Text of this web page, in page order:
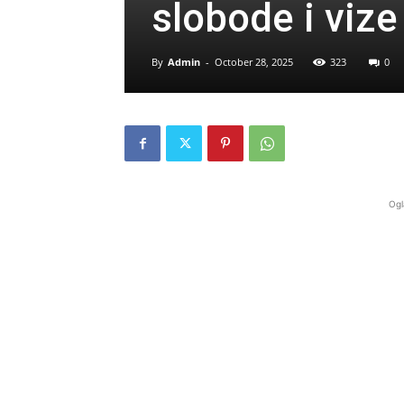
slobode i vize
By Admin - October 28, 2025 323 0